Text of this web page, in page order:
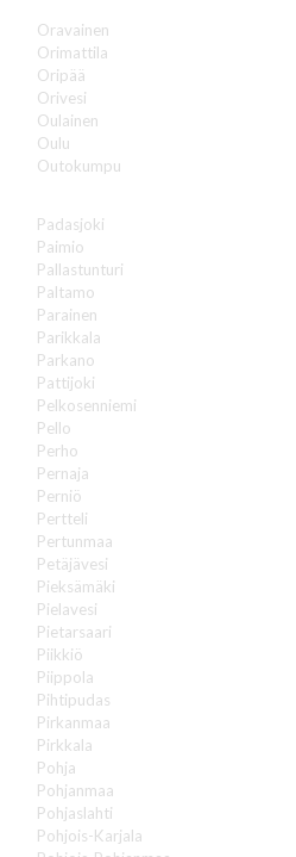
Oravainen
Orimattila
Oripää
Orivesi
Oulainen
Oulu
Outokumpu
Padasjoki
Paimio
Pallastunturi
Paltamo
Parainen
Parikkala
Parkano
Pattijoki
Pelkosenniemi
Pello
Perho
Pernaja
Perniö
Pertteli
Pertunmaa
Petäjävesi
Pieksämäki
Pielavesi
Pietarsaari
Piikkiö
Piippola
Pihtipudas
Pirkanmaa
Pirkkala
Pohja
Pohjanmaa
Pohjaslahti
Pohjois-Karjala